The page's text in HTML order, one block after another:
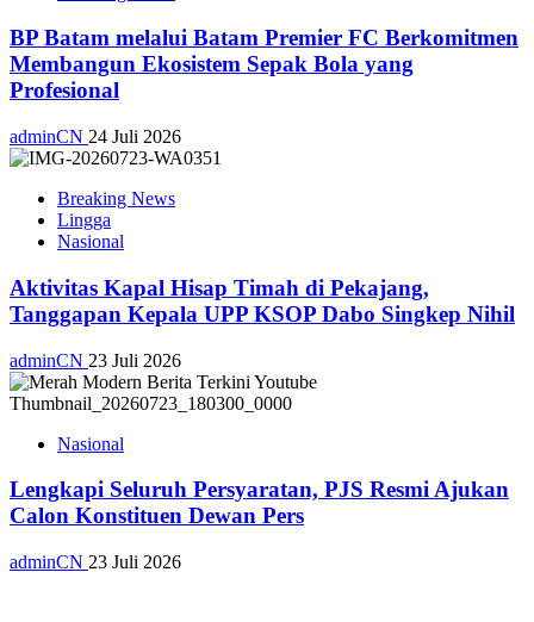
BP Batam melalui Batam Premier FC Berkomitmen
Membangun Ekosistem Sepak Bola yang
Profesional
adminCN 24 Juli 2026
Breaking News
Lingga
Nasional
Aktivitas Kapal Hisap Timah di Pekajang,
Tanggapan Kepala UPP KSOP Dabo Singkep Nihil
adminCN 23 Juli 2026
Nasional
Lengkapi Seluruh Persyaratan, PJS Resmi Ajukan
Calon Konstituen Dewan Pers
adminCN 23 Juli 2026